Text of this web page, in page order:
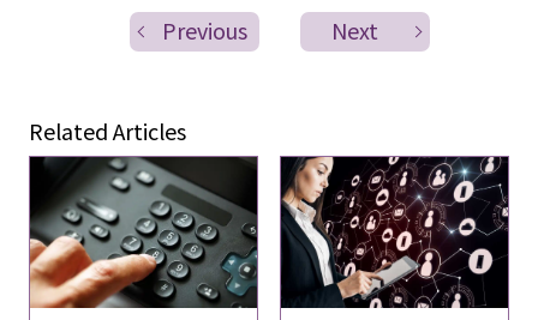
Previous Next
Related Articles